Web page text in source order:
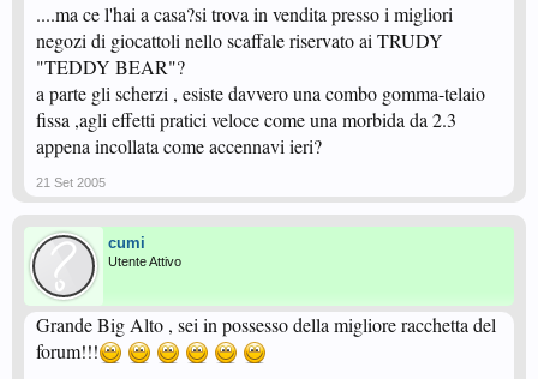
....ma ce l'hai a casa?si trova in vendita presso i migliori
negozi di giocattoli nello scaffale riservato ai TRUDY
"TEDDY BEAR"?
a parte gli scherzi , esiste davvero una combo gomma-telaio
fissa ,agli effetti pratici veloce come una morbida da 2.3
appena incollata come accennavi ieri?
21 Set 2005
cumi
Utente Attivo
Grande Big Alto , sei in possesso della migliore racchetta del
forum!!!